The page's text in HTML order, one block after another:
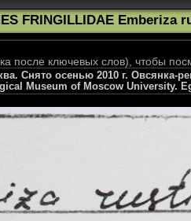
FRINGILLIDAE Emberiza
после ключевых слов), чтобы
Снято осенью 2010 г. Овсянка-
Museum of Moscow University.